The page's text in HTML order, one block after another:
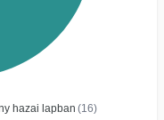
hazai lapban (16)